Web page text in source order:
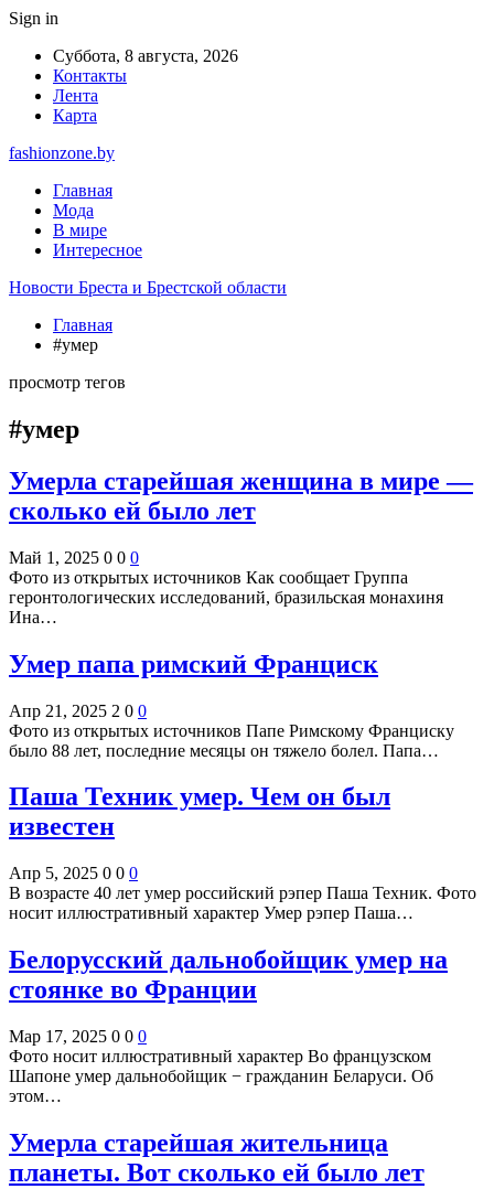
Sign in
Суббота, 8 августа, 2026
Контакты
Лента
Карта
fashionzone.by
Главная
Мода
В мире
Интересное
Новости Бреста и Брестской области
Главная
#умер
просмотр тегов
#умер
Умерла старейшая женщина в мире —
сколько ей было лет
Май 1, 2025 0 0 0
Фото из открытых источников Как сообщает Группа
геронтологических исследований, бразильская монахиня
Ина…
Умер папа римский Франциск
Апр 21, 2025 2 0 0
Фото из открытых источников Папе Римскому Франциску
было 88 лет, последние месяцы он тяжело болел. Папа…
Паша Техник умер. Чем он был
известен
Апр 5, 2025 0 0 0
В возрасте 40 лет умер российский рэпер Паша Техник. Фото
носит иллюстративный характер Умер рэпер Паша…
Белорусский дальнобойщик умер на
стоянке во Франции
Мар 17, 2025 0 0 0
Фото носит иллюстративный характер Во французском
Шапоне умер дальнобойщик − гражданин Беларуси. Об
этом…
Умерла старейшая жительница
планеты. Вот сколько ей было лет